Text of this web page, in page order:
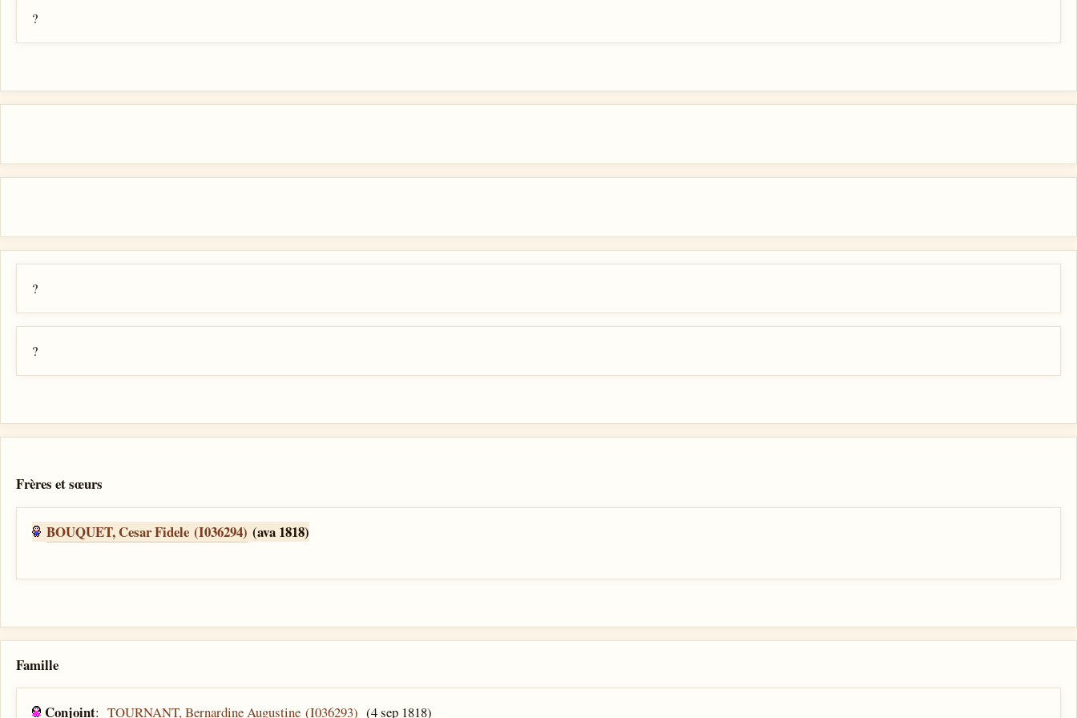
?
?
?
Frères et sœurs
BOUQUET, Cesar Fidele (I036294) (ava 1818)
Famille
Conjoint:TOURNANT, Bernardine Augustine (I036293) (4 sep 1818)